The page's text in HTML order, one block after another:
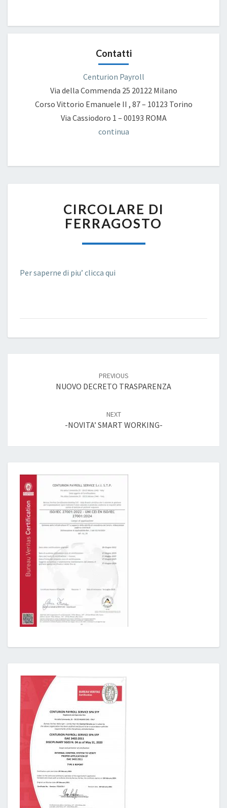
Contatti
Centurion Payroll
Via della Commenda 25 20122 Milano
Corso Vittorio Emanuele II , 87 – 10123 Torino
Via Cassiodoro 1 – 00193 ROMA
continua
DI
FERRAGOSTO
CIRCOLARE DI
FERRAGOSTO
Per saperne di piu’ clicca qui
PREVIOUS
NUOVO DECRETO TRASPARENZA
NEXT
-NOVITA’ SMART WORKING-